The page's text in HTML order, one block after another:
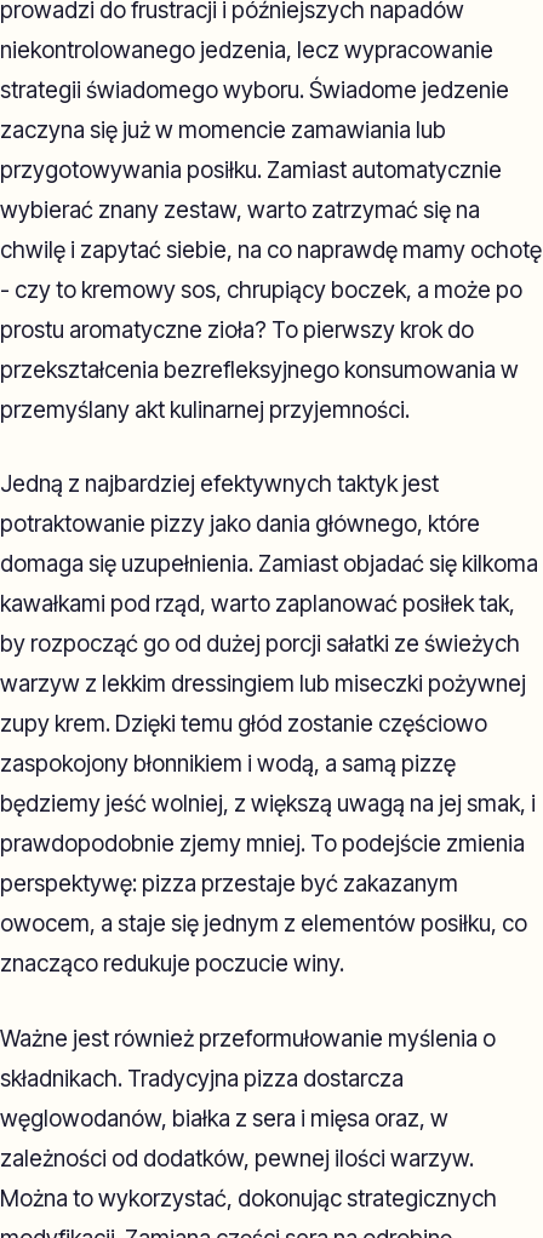
prowadzi do frustracji i późniejszych napadów
niekontrolowanego jedzenia, lecz wypracowanie
strategii świadomego wyboru. Świadome jedzenie
zaczyna się już w momencie zamawiania lub
przygotowywania posiłku. Zamiast automatycznie
wybierać znany zestaw, warto zatrzymać się na
chwilę i zapytać siebie, na co naprawdę mamy ochotę
- czy to kremowy sos, chrupiący boczek, a może po
prostu aromatyczne zioła? To pierwszy krok do
przekształcenia bezrefleksyjnego konsumowania w
przemyślany akt kulinarnej przyjemności.
Jedną z najbardziej efektywnych taktyk jest
potraktowanie pizzy jako dania głównego, które
domaga się uzupełnienia. Zamiast objadać się kilkoma
kawałkami pod rząd, warto zaplanować posiłek tak,
by rozpocząć go od dużej porcji sałatki ze świeżych
warzyw z lekkim dressingiem lub miseczki pożywnej
zupy krem. Dzięki temu głód zostanie częściowo
zaspokojony błonnikiem i wodą, a samą pizzę
będziemy jeść wolniej, z większą uwagą na jej smak, i
prawdopodobnie zjemy mniej. To podejście zmienia
perspektywę: pizza przestaje być zakazanym
owocem, a staje się jednym z elementów posiłku, co
znacząco redukuje poczucie winy.
Ważne jest również przeformułowanie myślenia o
składnikach. Tradycyjna pizza dostarcza
węglowodanów, białka z sera i mięsa oraz, w
zależności od dodatków, pewnej ilości warzyw.
Można to wykorzystać, dokonując strategicznych